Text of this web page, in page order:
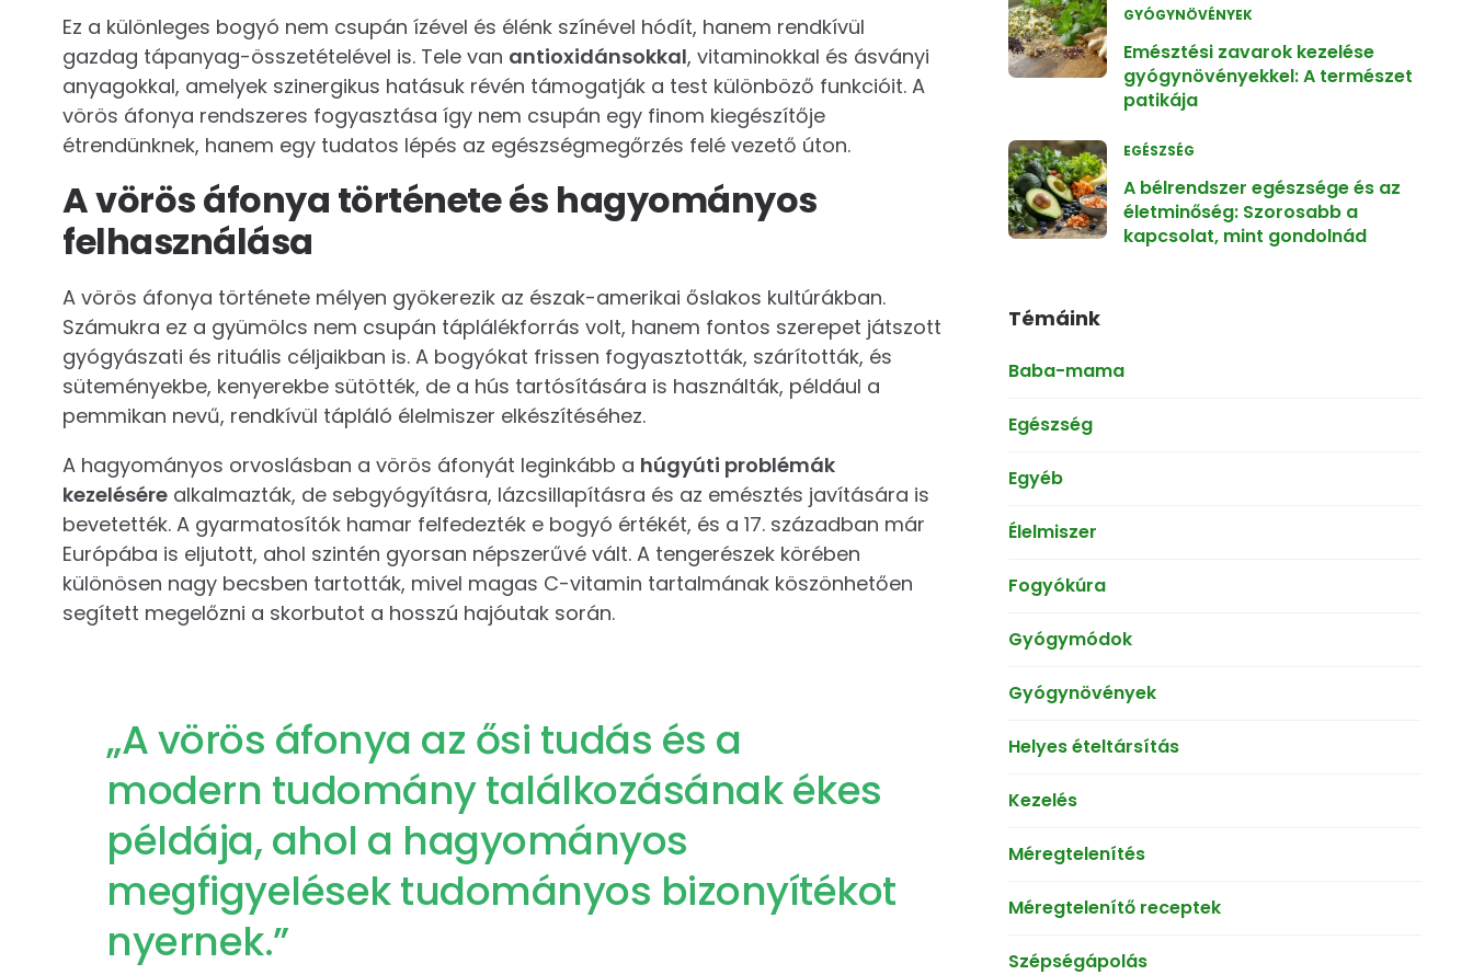
Ez a különleges bogyó nem csupán ízével és élénk színével hódít, hanem rendkívül
gazdag tápanyag-összetételével is. Tele van antioxidánsokkal, vitaminokkal és ásványi
anyagokkal, amelyek szinergikus hatásuk révén támogatják a test különböző funkcióit. A
vörös áfonya rendszeres fogyasztása így nem csupán egy finom kiegészítője
étrendünknek, hanem egy tudatos lépés az egészségmegőrzés felé vezető úton.
A vörös áfonya története és hagyományos
felhasználása
A vörös áfonya története mélyen gyökerezik az észak-amerikai őslakos kultúrákban.
Számukra ez a gyümölcs nem csupán táplálékforrás volt, hanem fontos szerepet játszott
gyógyászati és rituális céljaikban is. A bogyókat frissen fogyasztották, szárították, és
süteményekbe, kenyerekbe sütötték, de a hús tartósítására is használták, például a
pemmikan nevű, rendkívül tápláló élelmiszer elkészítéséhez.
A hagyományos orvoslásban a vörös áfonyát leginkább a húgyúti problémák
kezelésére alkalmazták, de sebgyógyításra, lázcsillapításra és az emésztés javítására is
bevetették. A gyarmatosítók hamar felfedezték e bogyó értékét, és a 17. században már
Európába is eljutott, ahol szintén gyorsan népszerűvé vált. A tengerészek körében
különösen nagy becsben tartották, mivel magas C-vitamin tartalmának köszönhetően
segített megelőzni a skorbutot a hosszú hajóutak során.
„A vörös áfonya az ősi tudás és a
modern tudomány találkozásának ékes
példája, ahol a hagyományos
megfigyelések tudományos bizonyítékot
nyernek.”
GYÓGYNÖVÉNYEK
Emésztési zavarok kezelése
gyógynövényekkel: A természet
patikája
EGÉSZSÉG
A bélrendszer egészsége és az
életminőség: Szorosabb a
kapcsolat, mint gondolnád
Témáink
Baba-mama
Egészség
Egyéb
Élelmiszer
Fogyókúra
Gyógymódok
Gyógynövények
Helyes ételtársítás
Kezelés
Méregtelenítés
Méregtelenítő receptek
Szépségápolás